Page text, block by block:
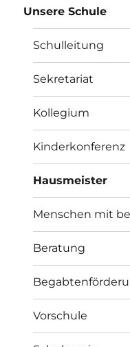
Unsere Schule
Schulleitung
Sekretariat
Kollegium
Kinderkonferenz
Hausmeister
Menschen mit
Beratung
Vorschule